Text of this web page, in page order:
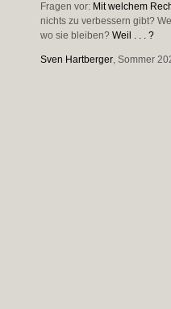
Fragen vor: Mit welchem
nichts zu verbessern gibt?
wo sie bleiben?Weil . . . ?
Sven Hartberger, Sommer